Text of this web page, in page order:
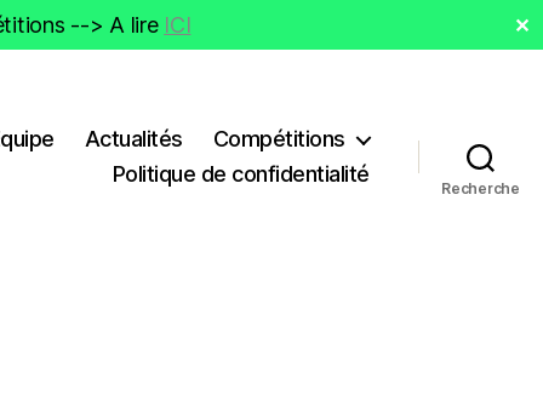
--> A lire ICI ✕
Actualités
Compétitions
Politique de confidentialité
Recherche